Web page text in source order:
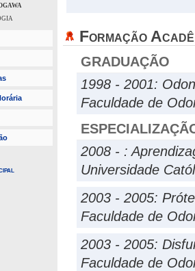
Formação
GRADUAÇÃO
1998 - 2001:
Faculdade de
2008 - :
Universidade
2003 - 2005:
Faculdade de
2003 - 2005:
Faculdade de